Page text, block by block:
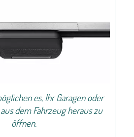
es, Ihr Garagen oder
dem Fahrzeug heraus zu
öffnen.